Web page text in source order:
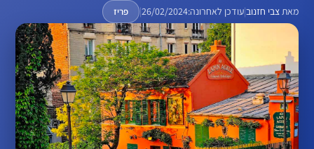
מאתצבי חזנוב|עודכן לאחרונה:26/02/2024
| פריז